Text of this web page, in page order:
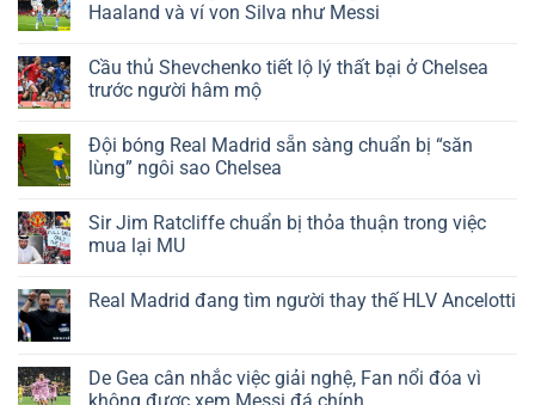
Haaland và ví von Silva như Messi
Cầu thủ Shevchenko tiết lộ lý thất bại ở Chelsea
trước người hâm mộ
Đội bóng Real Madrid sẵn sàng chuẩn bị “săn
lùng” ngôi sao Chelsea
Sir Jim Ratcliffe chuẩn bị thỏa thuận trong việc
mua lại MU
Real Madrid đang tìm người thay thế HLV Ancelotti
De Gea cân nhắc việc giải nghệ, Fan nổi đóa vì
không được xem Messi đá chính